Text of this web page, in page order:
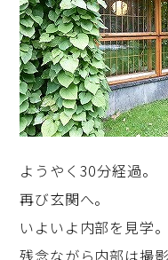
ようやく30分経過。
再び玄関へ。
いよいよ内部を見学。
残念ながら内部は撮